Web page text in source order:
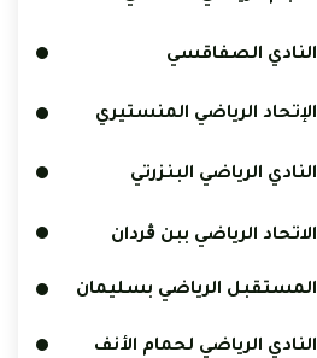
النادي الصفاقسي
الإتحاد الرياضي المنستيري
النادي الرياضي البنزرتي
الاتحاد الرياضي ببن ڨردان
المستقبل الرياضي بسليمان
النادي الرياضي لحمام الأنف